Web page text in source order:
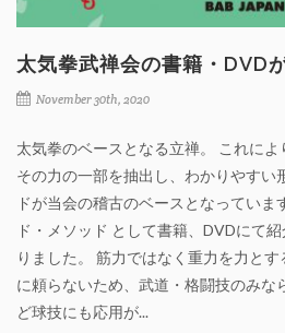
太気拳武禅会の書籍・DVD
November 30th, 2020
太気拳のベースとなる立禅。 これによ
その力の一部を抽出し、わかりやすい
ドが当会の稽古のベースとなっていま
ド・メソッド として書籍、DVDにて
りました。 筋力ではなく重力を力と
に頼らないため、武道・格闘技のみな
ど球技にも応用が...